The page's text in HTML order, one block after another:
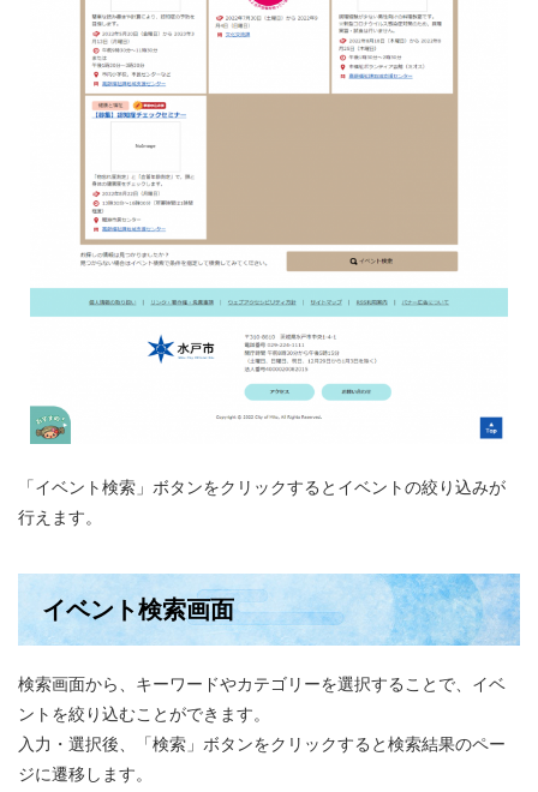
「イベント検索」ボタンをクリックするとイベントの絞り込みが
行えます。
イベント検索画面
検索画面から、キーワードやカテゴリーを選択することで、イベ
ントを絞り込むことができます。
入力・選択後、「検索」ボタンをクリックすると検索結果のペー
ジに遷移します。